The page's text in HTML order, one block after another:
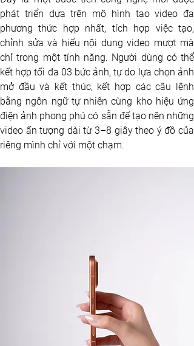
phát triển dựa trên mô hình tạo video đa
phương thức hợp nhất, tích hợp việc tạo,
chỉnh sửa và hiểu nội dung video mượt mà
chỉ trong một tính năng. Người dùng có thể
kết hợp tối đa 03 bức ảnh, tự do lựa chọn ảnh
mở đầu và kết thúc, kết hợp các câu lệnh
bằng ngôn ngữ tự nhiên cùng kho hiệu ứng
điện ảnh phong phú có sẵn để tạo nên những
video ấn tượng dài từ 3–8 giây theo ý đồ của
riêng mình chỉ với một chạm.